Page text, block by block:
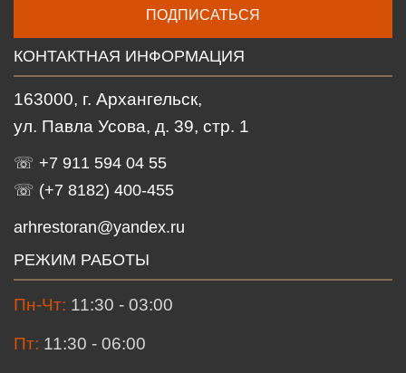
ПОДПИСАТЬСЯ
КОНТАКТНАЯ ИНФОРМАЦИЯ
163000, г. Архангельск,
ул. Павла Усова, д. 39, стр. 1
☏ +7 911 594 04 55
☏ (+7 8182) 400-455
arhrestoran@yandex.ru
РЕЖИМ РАБОТЫ
Пн-Чт: 11:30 - 03:00
Пт: 11:30 - 06:00